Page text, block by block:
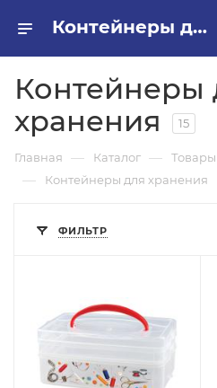
Контейнеры для хранения в ПИЛОН — купить стройматериалы в интернет-магазине ПИЛОН с доставкой оптом и в розницу
Контейнеры
хранения
15
Главная — Каталог —
— Контейнеры для хранения
ФИЛЬТР